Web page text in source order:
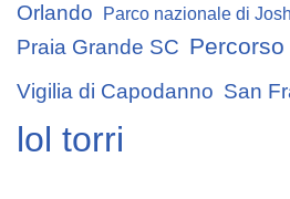
Orlando Parco nazionale di
Praia Grande SC Percorso
Vigilia di Capodanno San
lol torri